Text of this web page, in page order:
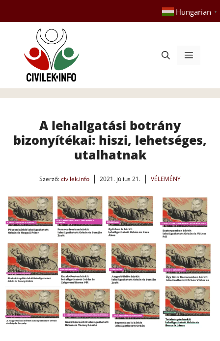
tartalomba
Hungarian ▼
Menü
A lehallgatási botrány
bizonyítékai: hiszi, lehetséges,
utalhatnak
Szerző:civilek.info 2021. július 21. VÉLEMÉNY